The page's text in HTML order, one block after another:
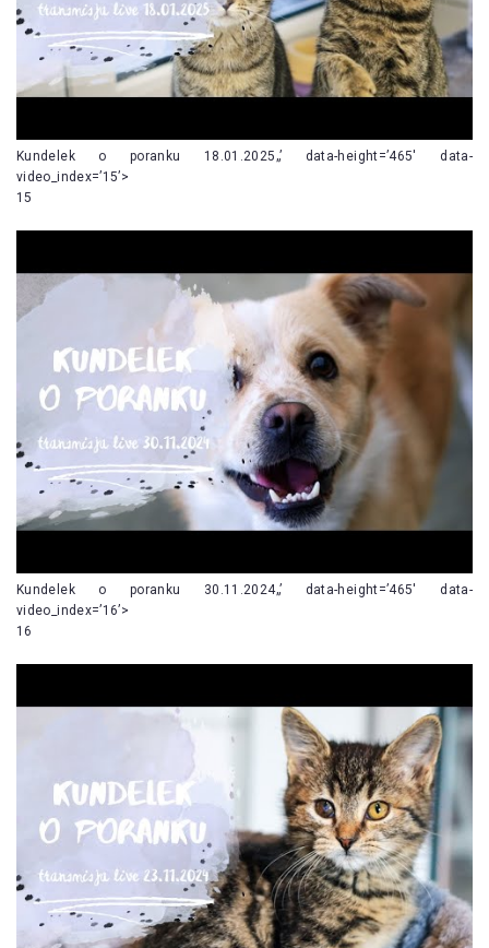
Kundelek o poranku 18.01.2025„’ data-height=’465′ data-
video_index=’15’>
15
Kundelek o poranku 30.11.2024„’ data-height=’465′ data-
video_index=’16’>
16